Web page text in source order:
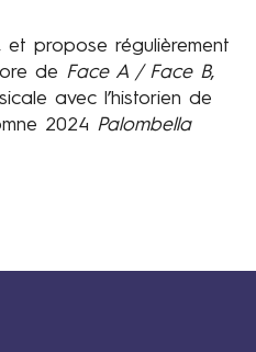
propose régulièrement
de Face A / Face B,
avec l’historien de
2024 Palombella